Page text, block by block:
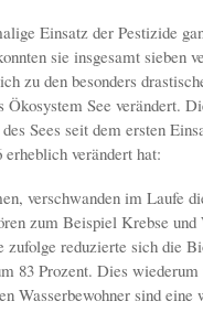
Einsatz der Pestizide
sie insgesamt sieben
zu den besonders
See verändert.
Sees seit dem ersten
verändert hat:
verschwanden im Laufe
zum Beispiel Krebse und
reduzierte sich die
83 Prozent. Dies
Wasserbewohner sind eine